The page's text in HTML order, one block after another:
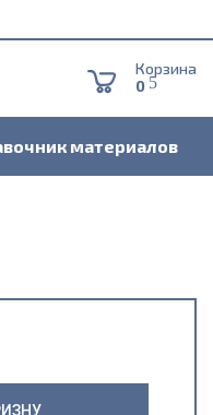
Корзина
0 5
материалов